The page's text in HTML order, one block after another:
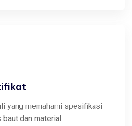
yang memahami spesifikasi
dan material.